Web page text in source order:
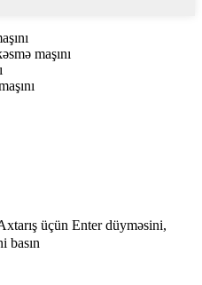
maşını
üçün Enter düyməsini,
basın